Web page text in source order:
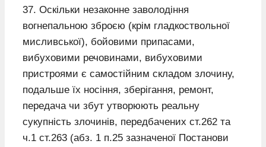
37. Оскільки незаконне заволодіння
вогнепальною зброєю (крім гладкоствольної
мисливської), бойовими припасами,
вибуховими речовинами, вибуховими
пристроями є самостійним складом злочину,
подальше їх носіння, зберігання, ремонт,
передача чи збут утворюють реальну
сукупність злочинів, передбачених ст.262 та
ч.1 ст.263 (абз. 1 п.25 зазначеної Постанови